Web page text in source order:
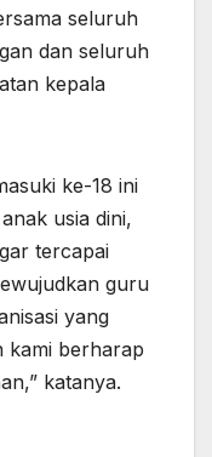
seluruh
dan seluruh
kepala
ke-18 ini
usia dini,
tercapai
guru
yang
kami berharap
katanya.